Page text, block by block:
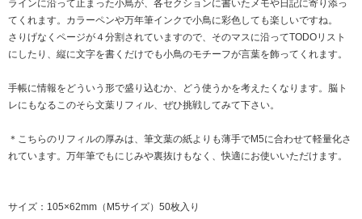
ラインに沿って止まった小鳥が、各セクションに書いたメモや日記に寄り添っ
てくれます。カラーペンや万年筆インクで小鳥に彩色しても楽しいですね。
さりげなくページが４分割されていますので、そのマスに沿ってTODOリスト
にしたり、縦に文字を書くだけでも小鳥のモチーフが言葉を飾ってくれます。
手帳に情報をどういう形で盛り込むか、どう使うかを考えたくなります。脳ト
レにもなるこのそら文葉リフィル、ぜひ挑戦してみて下さい。
＊こちらのリフィルの厚みは、筆文葉の紙よりも薄手でM5に合わせて軽量化さ
れています。万年筆でもにじみや裏抜けもなく、快適にお使いいただけます。
サイズ：105×62mm（M5サイズ）50枚入り